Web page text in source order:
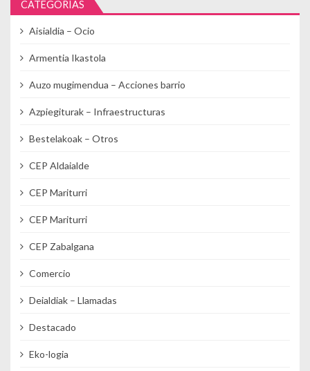
CATEGORÍAS
Aisialdia – Ocio
Armentia Ikastola
Auzo mugimendua – Acciones barrio
Azpiegiturak – Infraestructuras
Bestelakoak – Otros
CEP Aldaialde
CEP Mariturri
CEP Mariturri
CEP Zabalgana
Comercio
Deialdiak – Llamadas
Destacado
Eko-logia